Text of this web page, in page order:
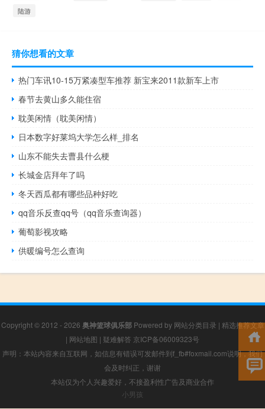
陆游
猜你想看的文章
热门车讯10-15万紧凑型车推荐 新宝来2011款新车上市
春节去黄山多久能住宿
耽美闲情（耽美闲情）
日本数字好莱坞大学怎么样_排名
山东不能失去曹县什么梗
长城金店拜年了吗
冬天西瓜都有哪些品种好吃
qq音乐反查qq号（qq音乐查询器）
葡萄影视攻略
供暖编号怎么查询
Copyright © 2012 - 2026 奥神篮球俱乐部Powered by 网站分类目录 | 精选推荐文章
| 网站地图 | 疑难解答 京ICP备06009323号
声明：本站内容来自互联网，如信息有错误可发邮件到f_fb#foxmail.com说明，我们
会及时纠正，谢谢
本站仅为个人兴趣爱好，不接盈利性广告及商业合作
小男孩